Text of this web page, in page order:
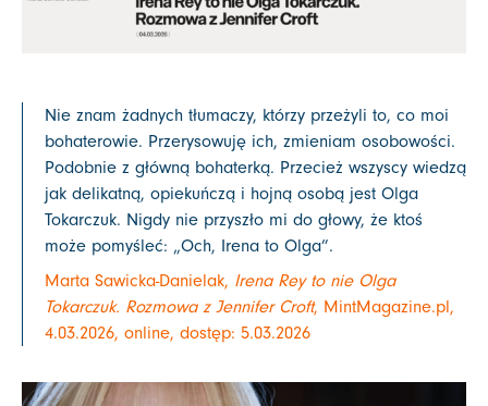
Nie znam żadnych tłumaczy, którzy przeżyli to, co moi
bohaterowie. Przerysowuję ich, zmieniam osobowości.
Podobnie z główną bohaterką. Przecież wszyscy wiedzą
jak delikatną, opiekuńczą i hojną osobą jest Olga
Tokarczuk. Nigdy nie przyszło mi do głowy, że ktoś
może pomyśleć: „Och, Irena to Olga”.
Marta Sawicka-Danielak, Irena Rey to nie Olga
Tokarczuk. Rozmowa z Jennifer Croft, MintMagazine.pl,
4.03.2026, online, dostęp: 5.03.2026